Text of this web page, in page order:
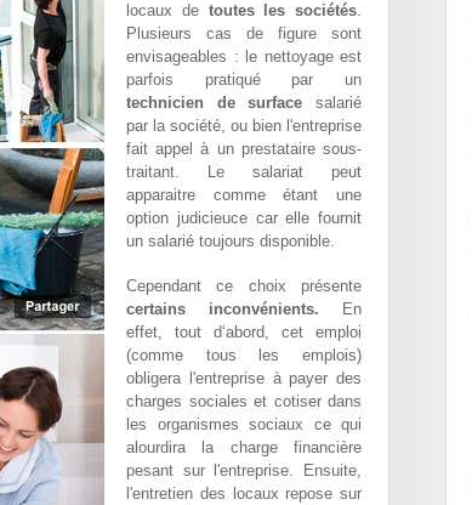
locaux de toutes les sociétés.
Plusieurs cas de figure sont
envisageables : le nettoyage est
parfois pratiqué par un
technicien de surface salarié
par la société, ou bien l'entreprise
fait appel à un prestataire sous-
traitant. Le salariat peut
apparaitre comme étant une
option judicieuce car elle fournit
un salarié toujours disponible.
Cependant ce choix présente
certains inconvénients. En
effet, tout d‘abord, cet emploi
(comme tous les emplois)
obligera l'entreprise à payer des
charges sociales et cotiser dans
les organismes sociaux ce qui
alourdira la charge financière
pesant sur l'entreprise. Ensuite,
l'entretien des locaux repose sur